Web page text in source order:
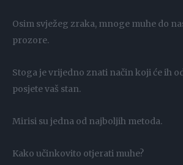
Osim svježeg zraka, mnoge muhe do
prozore.
Stoga je vrijedno znati način koji će ih
posjete vaš stan.
Mirisi su jedna od najboljih metoda.
Kako učinkovito otjerati muhe?